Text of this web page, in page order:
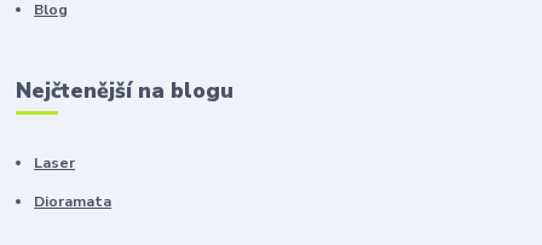
Blog
Nejčtenější na blogu
Laser
Dioramata